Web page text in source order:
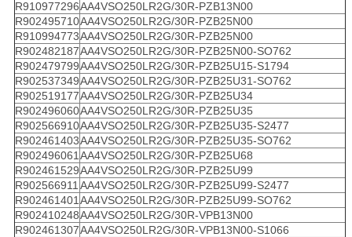
R910977296AA4VSO250LR2G/30R-PZB13N00
R902495710AA4VSO250LR2G/30R-PZB25N00
R910994773AA4VSO250LR2G/30R-PZB25N00
R902482187AA4VSO250LR2G/30R-PZB25N00-SO762
R902479799AA4VSO250LR2G/30R-PZB25U15-S1794
R902537349AA4VSO250LR2G/30R-PZB25U31-SO762
R902519177AA4VSO250LR2G/30R-PZB25U34
R902496060AA4VSO250LR2G/30R-PZB25U35
R902566910AA4VSO250LR2G/30R-PZB25U35-S2477
R902461403AA4VSO250LR2G/30R-PZB25U35-SO762
R902496061 AA4VSO250LR2G/30R-PZB25U68
R902461529AA4VSO250LR2G/30R-PZB25U99
R902566911 AA4VSO250LR2G/30R-PZB25U99-S2477
R902461401 AA4VSO250LR2G/30R-PZB25U99-SO762
R902410248AA4VSO250LR2G/30R-VPB13N00
R902461307AA4VSO250LR2G/30R-VPB13N00-S1066